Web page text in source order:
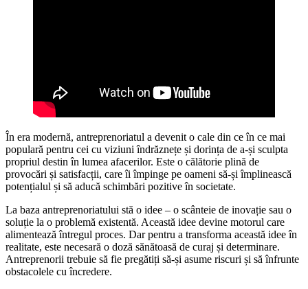
În era modernă, antreprenoriatul a devenit o cale din ce în ce mai
populară pentru cei cu viziuni îndrăznețe și dorința de a-și sculpta
propriul destin în lumea afacerilor. Este o călătorie plină de
provocări și satisfacții, care îi împinge pe oameni să-și împlinească
potențialul și să aducă schimbări pozitive în societate.
La baza antreprenoriatului stă o idee – o scânteie de inovație sau o
soluție la o problemă existentă. Această idee devine motorul care
alimentează întregul proces. Dar pentru a transforma această idee în
realitate, este necesară o doză sănătoasă de curaj și determinare.
Antreprenorii trebuie să fie pregătiți să-și asume riscuri și să înfrunte
obstacolele cu încredere.